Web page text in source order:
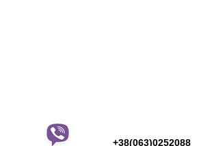
+38(063)0252088